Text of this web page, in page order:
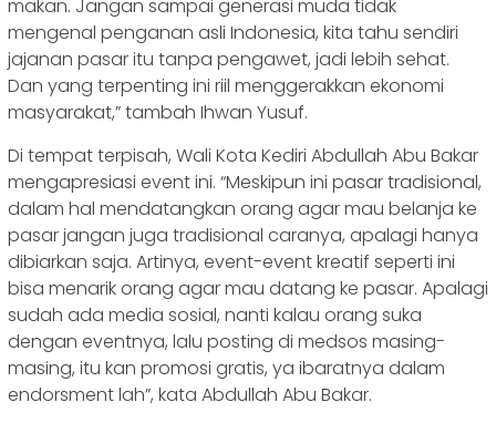
makan. Jangan sampai generasi muda tidak
mengenal penganan asli Indonesia, kita tahu sendiri
jajanan pasar itu tanpa pengawet, jadi lebih sehat.
Dan yang terpenting ini riil menggerakkan ekonomi
masyarakat,” tambah Ihwan Yusuf.
Di tempat terpisah, Wali Kota Kediri Abdullah Abu Bakar
mengapresiasi event ini. “Meskipun ini pasar tradisional,
dalam hal mendatangkan orang agar mau belanja ke
pasar jangan juga tradisional caranya, apalagi hanya
dibiarkan saja. Artinya, event-event kreatif seperti ini
bisa menarik orang agar mau datang ke pasar. Apalagi
sudah ada media sosial, nanti kalau orang suka
dengan eventnya, lalu posting di medsos masing-
masing, itu kan promosi gratis, ya ibaratnya dalam
endorsment lah”, kata Abdullah Abu Bakar.